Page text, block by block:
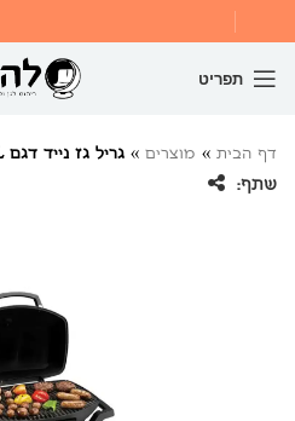
תפריט
דף הבית » מוצרים » גריל גז נייד דגם PRO285 IL (ראש)
שתף: